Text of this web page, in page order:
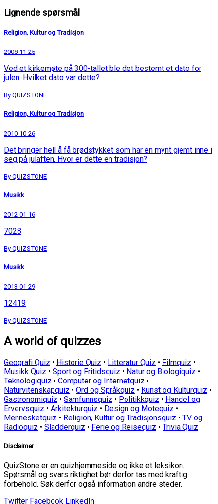
Lignende spørsmål
Religion, Kultur og Tradisjon
2008-11-25
Ved et kirkemøte på 300-tallet ble det bestemt et dato for
julen. Hvilket dato var dette?
By QUIZSTONE
Religion, Kultur og Tradisjon
2010-10-26
Det bringer hell å få brødstykket som har en mynt gjemt inne i
seg på julaften. Hvor er dette en tradisjon?
By QUIZSTONE
Musikk
2012-01-16
7028
By QUIZSTONE
Musikk
2013-01-29
12419
By QUIZSTONE
A world of quizzes
Geografi Quiz • Historie Quiz • Litteratur Quiz • Filmquiz •
Musikk Quiz • Sport og Fritidsquiz • Natur og Biologiquiz •
Teknologiquiz • Computer og Internetquiz •
Naturvitenskapquiz • Ord og Språkquiz • Kunst og Kulturquiz •
Gastronomiquiz • Samfunnsquiz • Politikkquiz • Handel og
Ervervsquiz • Arkitekturquiz • Design og Motequiz •
Mennesketquiz • Religion, Kultur og Tradisjonsquiz • TV og
Radioquiz • Sladderquiz • Ferie og Reisequiz • Trivia Quiz
Disclaimer
QuizStone er en quizhjemmeside og ikke et leksikon.
Spørsmål og svars riktighet bør derfor tas med kraftig
forbehold. Søk derfor også information andre steder.
Twitter Facebook LinkedIn